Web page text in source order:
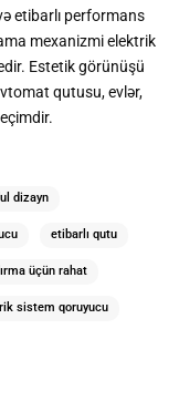
etibarlı performans
mexanizmi elektrik
Estetik görünüşü
qutusu, evlər,
dizayn
etibarlı qutu
üçün rahat
sistem qoruyucu